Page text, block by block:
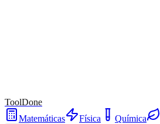
ToolDone
Matemáticas
Física Química